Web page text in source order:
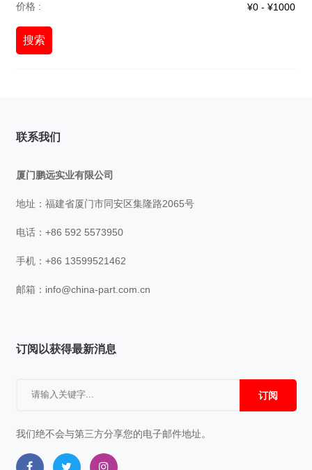
价格 :
搜索
联系我们
厦门鹏远实业有限公司
地址：福建省厦门市同安区集隆路2065号
电话：+86 592 5573950
手机：+86 13599521462
邮箱： info@china-part.com.cn
订阅以获得最新消息
订阅
我们绝不会与第三方分享您的电子邮件地址。